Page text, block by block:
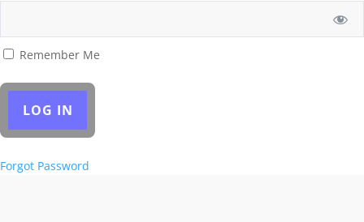
Remember Me
Forgot Password